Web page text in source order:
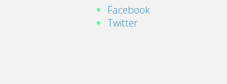
Facebook
Twitter